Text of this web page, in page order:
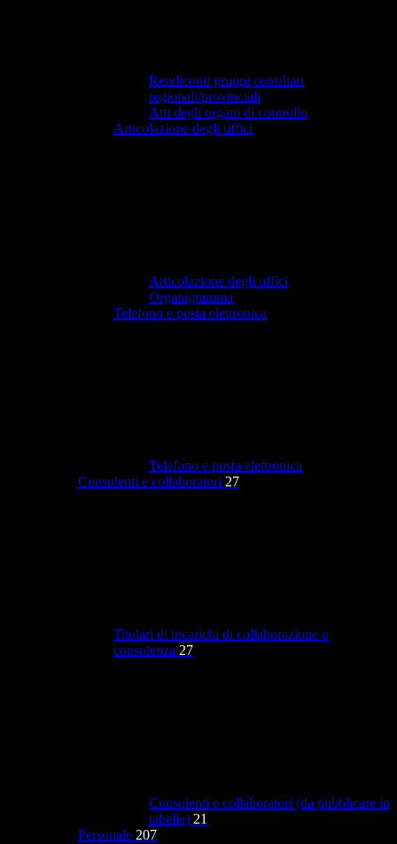
Rendiconti gruppi consiliari
regionali/provinciali
Atti degli organi di controllo
Articolazione degli uffici
Articolazione degli uffici
Organigramma
Telefono e posta elettronica
Telefono e posta elettronica
Consulenti e collaboratori 27
Titolari di incarichi di collaborazione o
consulenza 27
Consulenti e collaboratori (da pubblicare in
tabelle) 21
Personale 207